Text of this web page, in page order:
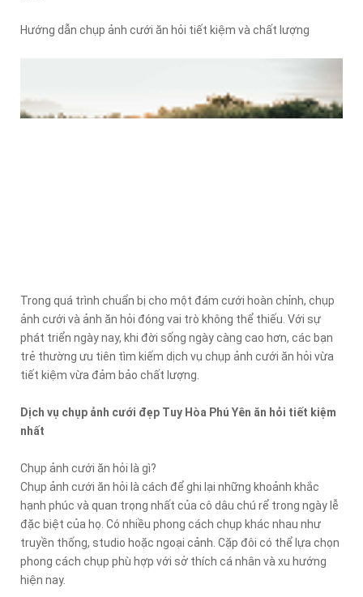
Hướng dẫn chụp ảnh cưới ăn hỏi tiết kiệm và chất lượng
Trong quá trình chuẩn bị cho một đám cưới hoàn chỉnh, chụp
ảnh cưới và ảnh ăn hỏi đóng vai trò không thể thiếu. Với sự
phát triển ngày nay, khi đời sống ngày càng cao hơn, các bạn
trẻ thường ưu tiên tìm kiếm dịch vụ chụp ảnh cưới ăn hỏi vừa
tiết kiệm vừa đảm bảo chất lượng.
Dịch vụ chụp ảnh cưới đẹp Tuy Hòa Phú Yên ăn hỏi tiết kiệm
nhất
Chụp ảnh cưới ăn hỏi là gì?
Chụp ảnh cưới ăn hỏi là cách để ghi lại những khoảnh khắc
hạnh phúc và quan trọng nhất của cô dâu chú rể trong ngày lễ
đặc biệt của họ. Có nhiều phong cách chụp khác nhau như
truyền thống, studio hoặc ngoại cảnh. Cặp đôi có thể lựa chọn
phong cách chụp phù hợp với sở thích cá nhân và xu hướng
hiện nay.